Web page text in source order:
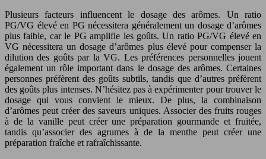
Plusieurs facteurs influencent le dosage des arômes. Un ratio
PG/VG élevé en PG nécessitera généralement un dosage d’arômes
plus faible, car le PG amplifie les goûts. Un ratio PG/VG élevé en
VG nécessitera un dosage d’arômes plus élevé pour compenser la
dilution des goûts par la VG. Les préférences personnelles jouent
également un rôle important dans le dosage des arômes. Certaines
personnes préfèrent des goûts subtils, tandis que d’autres préfèrent
des goûts plus intenses. N’hésitez pas à expérimenter pour trouver le
dosage qui vous convient le mieux. De plus, la combinaison
d’arômes peut créer des saveurs uniques. Associer des fruits rouges
à de la vanille peut créer une préparation gourmande et fruitée,
tandis qu’associer des agrumes à de la menthe peut créer une
préparation fraîche et rafraîchissante.